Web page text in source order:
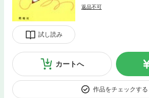
試し読み
返品不可
カートへ
作品をチェックする